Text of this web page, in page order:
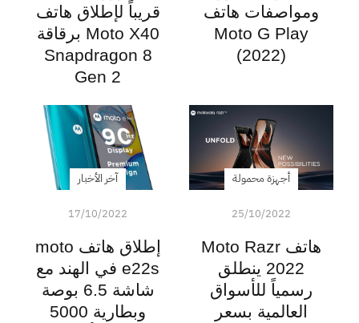
ومواصفات هاتف
Moto G Play
(2022)
قريباً لإطلاق هاتف
Moto X40 برقاقة
Snapdragon 8
Gen 2
أجهزة محمولة
25/10/2022
هاتف Moto Razr
2022 ينطلق
رسمياً للأسواق
العالمية بسعر
آخر الأخبار
17/10/2022
إطلاق هاتف moto
e22s في الهند مع
شاشة 6.5 بوصة
وبطارية 5000